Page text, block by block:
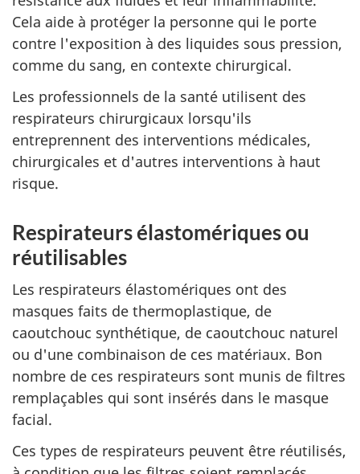
Cela aide à protéger la personne qui le porte
contre l'exposition à des liquides sous pression,
comme du sang, en contexte chirurgical.
Les professionnels de la santé utilisent des
respirateurs chirurgicaux lorsqu'ils
entreprennent des interventions médicales,
chirurgicales et d'autres interventions à haut
risque.
Respirateurs élastomériques ou
réutilisables
Les respirateurs élastomériques ont des
masques faits de thermoplastique, de
caoutchouc synthétique, de caoutchouc naturel
ou d'une combinaison de ces matériaux. Bon
nombre de ces respirateurs sont munis de filtres
remplaçables qui sont insérés dans le masque
facial.
Ces types de respirateurs peuvent être réutilisés,